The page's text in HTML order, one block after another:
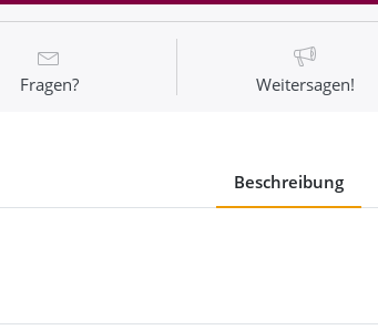
Fragen? Weitersagen!
Beschreibung